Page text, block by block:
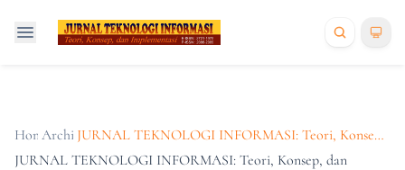
Home /
Archives /
JURNAL TEKNOLOGI INFORMASI: Teori, Konsep, dan Implementasi VOL. 3 NO. 1 TAHUN 2012
JURNAL TEKNOLOGI INFORMASI: Teori, Konsep, dan